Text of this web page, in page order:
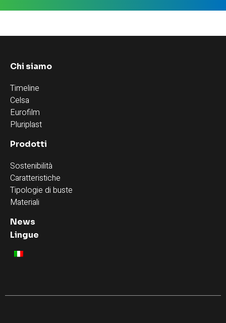
Chi siamo
Timeline
Celsa
Eurofilm
Pluriplast
Prodotti
Sostenibilità
Caratteristiche
Tipologie di buste
Materiali
News
Lingue